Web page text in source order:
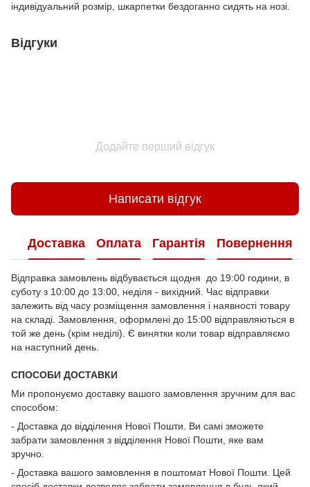
індивідуальний розмір, шкарпетки бездоганно сидять на нозі.
Відгуки
Додайте перший відгук
Написати відгук
Доставка Оплата Гарантія Повернення
Відправка замовлень відбувається щодня до 19:00 години, в
суботу з 10:00 до 13:00, неділя - вихідний. Час відправки
залежить від часу розміщення замовлення і наявності товару
на складі. Замовлення, оформлені до 15:00 відправляються в
той же день (крім неділі). Є винятки коли товар відправляємо
на наступний день.
СПОСОБИ ДОСТАВКИ
Ми пропонуємо доставку вашого замовлення зручним для вас
способом:
- Доставка до відділення Нової Пошти. Ви самі зможете
забрати замовлення з відділення Нової Пошти, яке вам
зручно.
- Доставка вашого замовлення в поштомат Нової Пошти. Цей